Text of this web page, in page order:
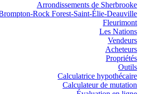
Arrondissements de Sherbrooke
Rock Forest-Saint-Élie-Deauville
Fleurimont
Les Nations
Vendeurs
Acheteurs
Propriétés
Outils
Calculatrice hypothécaire
Calculateur de mutation